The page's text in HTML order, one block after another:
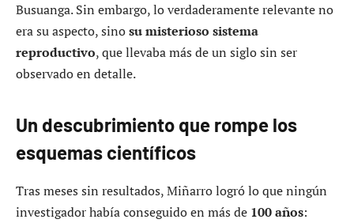
Busuanga. Sin embargo, lo verdaderamente relevante no
era su aspecto, sinosu misterioso sistema
reproductivo, que llevaba más de un siglo sin ser
observado en detalle.
Un descubrimiento que rompe los
esquemas científicos
Tras meses sin resultados, Miñarro logró lo que ningún
investigador había conseguido en más de 100 años: